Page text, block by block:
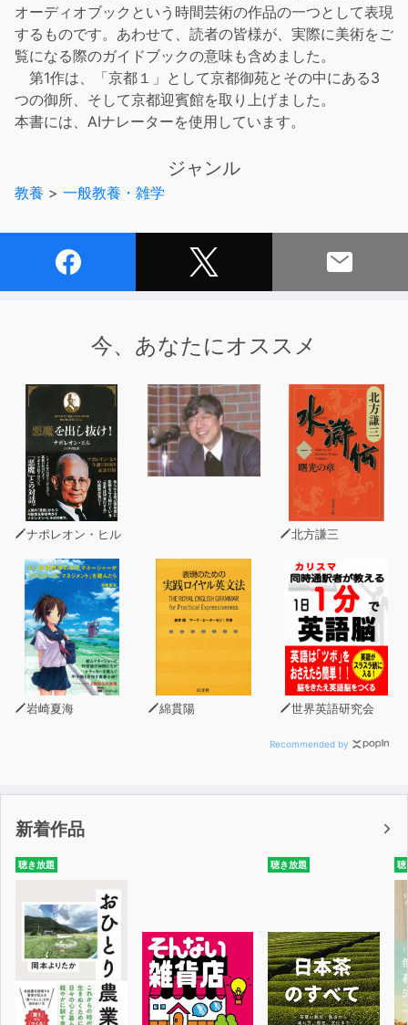
オーディオブックという時間芸術の作品の一つとして表現
するものです。あわせて、読者の皆様が、実際に美術をご
覧になる際のガイドブックの意味も含めました。
第1作は、「京都１」として京都御苑とその中にある3
つの御所、そして京都迎賓館を取り上げました。
本書には、AIナレーターを使用しています。
ジャンル
教養 > 一般教養・雑学
今、あなたにオススメ
ナポレオン・ヒル 北方謙三
岩崎夏海 綿貫陽 世界英語研究会
Recommended by
新着作品
聴き放題 聴き放題 聴